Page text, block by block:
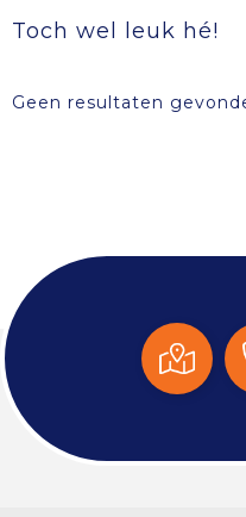
Toch wel leuk hé!
Geen resultaten